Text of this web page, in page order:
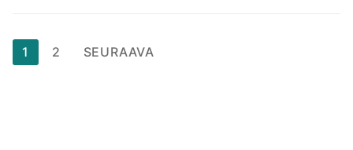
Artikkelien
sivutus
1 2 SEURAAVA